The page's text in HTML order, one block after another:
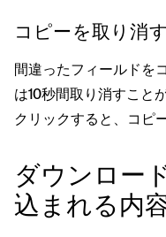
コピーを取り消す
間違ったフィールドを
は10秒間取り消すこと
クリックすると、コピ
ダウンロー
込まれる内